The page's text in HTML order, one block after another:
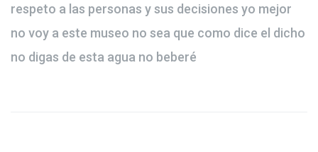
respeto a las personas y sus decisiones yo mejor
no voy a este museo no sea que como dice el dicho
no digas de esta agua no beberé